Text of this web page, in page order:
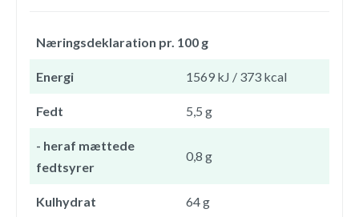
Næringsdeklaration pr. 100 g
Energi 1569 kJ / 373 kcal
Fedt 5,5 g
- heraf mættede
fedtsyrer
0,8 g
Kulhydrat 64 g